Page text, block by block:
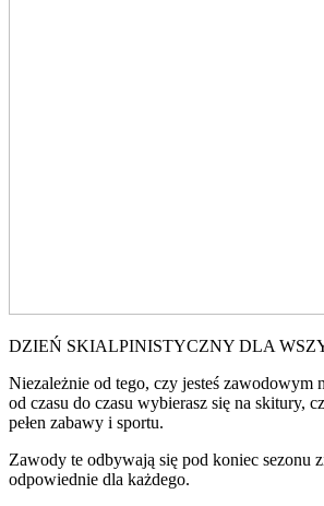
DZIEŃ SKIALPINISTYCZNY DLA
Niezależnie od tego, czy jesteś zawodowym
od czasu do czasu wybierasz się na skitury,
pełen zabawy i sportu.
Zawody te odbywają się pod koniec sezonu
odpowiednie dla każdego.